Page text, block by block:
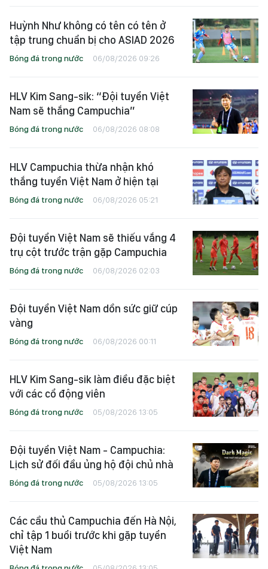
Huỳnh Như không có tên có tên ở
tập trung chuẩn bị cho ASIAD 2026
Bóng đá trong nước 06/08/2026 09:26
HLV Kim Sang-sik: “Đội tuyển Việt
Nam sẽ thắng Campuchia”
Bóng đá trong nước 06/08/2026 08:08
HLV Campuchia thừa nhận khó
thắng tuyển Việt Nam ở hiện tại
Bóng đá trong nước 06/08/2026 05:21
Đội tuyển Việt Nam sẽ thiếu vắng 4
trụ cột trước trận gặp Campuchia
Bóng đá trong nước 06/08/2026 02:03
Đội tuyển Việt Nam dồn sức giữ cúp
vàng
Bóng đá trong nước 06/08/2026 00:11
HLV Kim Sang-sik làm điều đặc biệt
với các cổ động viên
Bóng đá trong nước 05/08/2026 13:05
Đội tuyển Việt Nam - Campuchia:
Lịch sử đối đầu ủng hộ đội chủ nhà
Bóng đá trong nước 05/08/2026 13:05
Các cầu thủ Campuchia đến Hà Nội,
chỉ tập 1 buổi trước khi gặp tuyển
Việt Nam